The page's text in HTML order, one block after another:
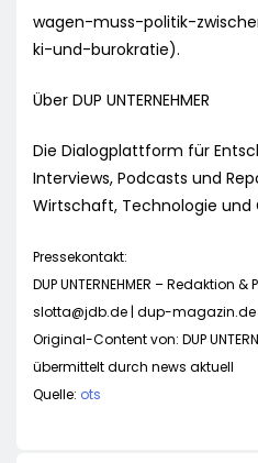
wagen-muss-politik-
ki-und-burokratie).
Über DUP UNTERNEHMER
Die Dialogplattform für
Interviews, Podcasts und
Wirtschaft, Technologie und
Pressekontakt:
DUP UNTERNEHMER – Redaktion &
slotta@jdb.de | dup-magazin.de
Original-Content von: DUP
übermittelt durch news aktuell
Quelle: ots